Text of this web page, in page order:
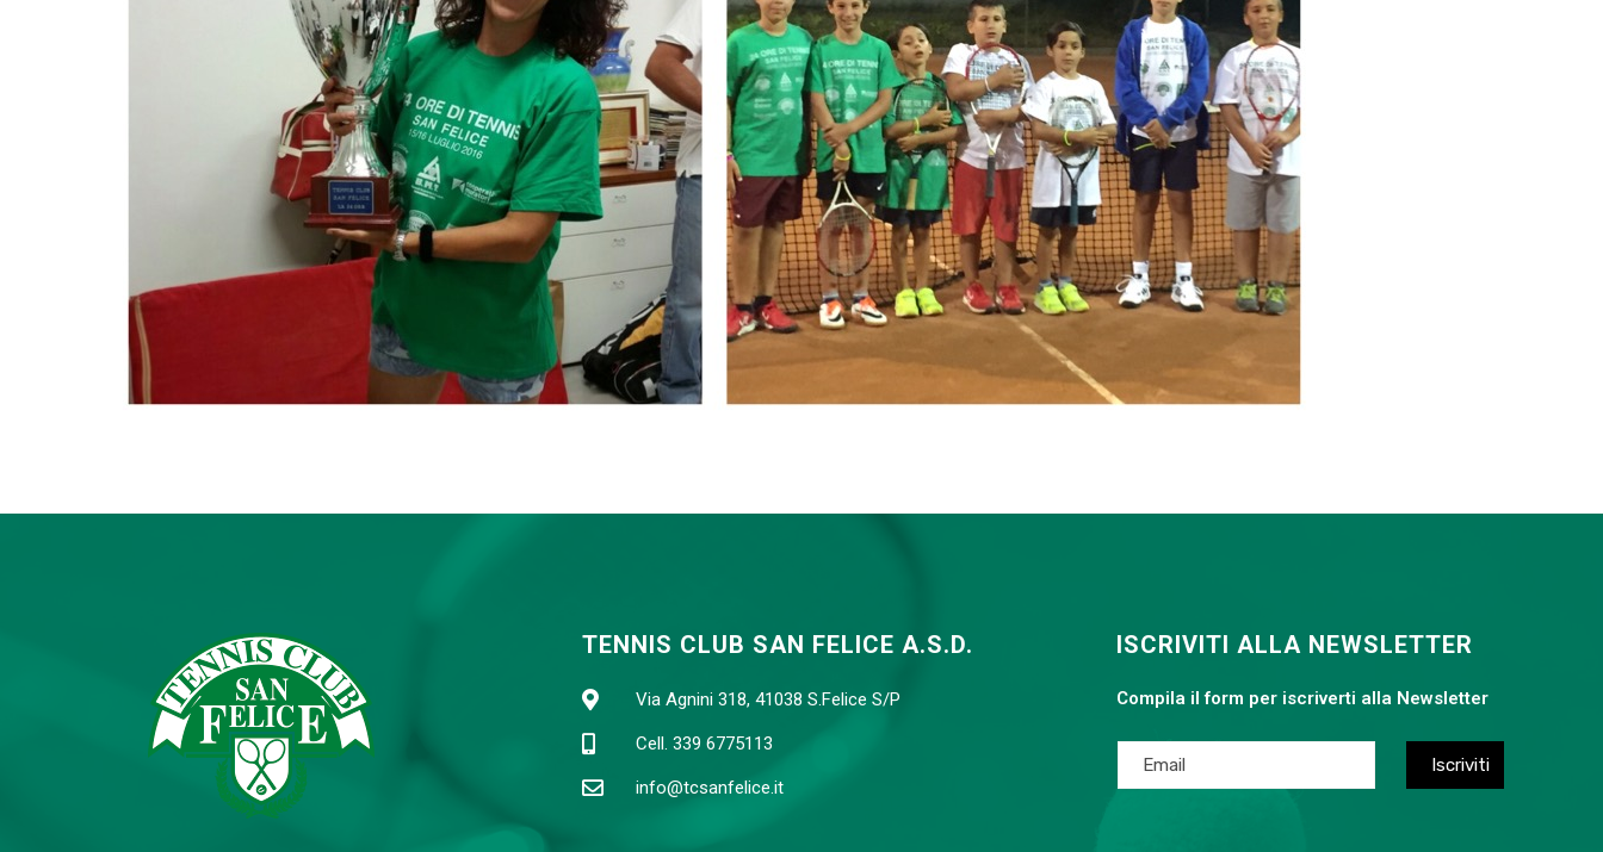
TENNIS CLUB SAN FELICE A.S.D.
Via Agnini 318, 41038 S.Felice S/P
Cell. 339 6775113
info@tcsanfelice.it
ISCRIVITI ALLA NEWSLETTER
Compila il form per iscriverti alla Newsletter